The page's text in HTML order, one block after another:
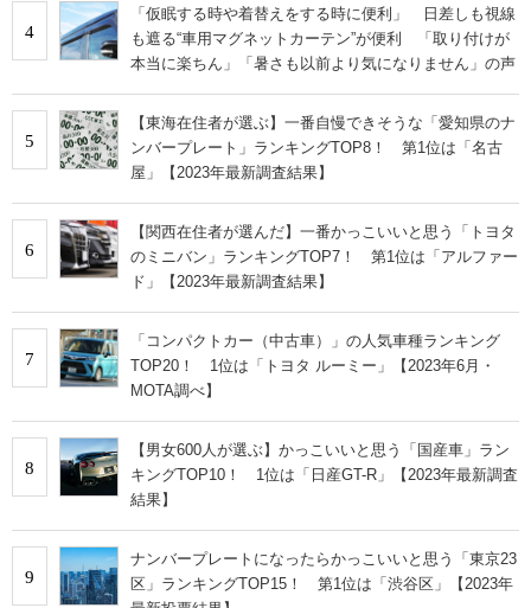
4
「仮眠する時や着替えをする時に便利」 日差しも視線
も遮る“車用マグネットカーテン”が便利 「取り付けが
本当に楽ちん」「暑さも以前より気になりません」の声
5
【東海在住者が選ぶ】一番自慢できそうな「愛知県のナ
ンバープレート」ランキングTOP8！ 第1位は「名古
屋」【2023年最新調査結果】
6
【関西在住者が選んだ】一番かっこいいと思う「トヨタ
のミニバン」ランキングTOP7！ 第1位は「アルファー
ド」【2023年最新調査結果】
7
「コンパクトカー（中古車）」の人気車種ランキング
TOP20！ 1位は「トヨタ ルーミー」【2023年6月・
MOTA調べ】
8
【男女600人が選ぶ】かっこいいと思う「国産車」ラン
キングTOP10！ 1位は「日産GT-R」【2023年最新調査
結果】
9
ナンバープレートになったらかっこいいと思う「東京23
区」ランキングTOP15！ 第1位は「渋谷区」【2023年